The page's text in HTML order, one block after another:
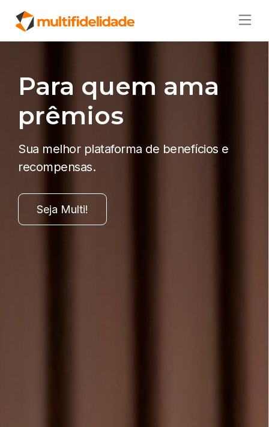
Para quem ama
prêmios
Sua melhor plataforma de benefícios e
recompensas.
Seja Multi!